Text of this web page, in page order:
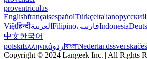
proventriculus
EnglishfrançaisespañolTürkçeitalianoрусский
Việtहिन्दीالعربية FilipinoفارسیIndonesia
中文한국어
polskiΕλληνικάاردو বাংলাNederlandssvenska
Copyright © 2024 Langeek Inc. | All Rights